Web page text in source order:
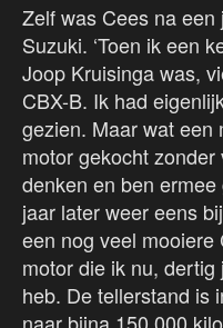
Zelf was Cees na
Suzuki. ‘Toen ik een
Joop Kruisinga was,
CBX-B. Ik had
gezien. Maar wat een
motor gekocht
denken en ben
jaar later weer eens
een nog veel
motor die ik nu,
heb. De tellerstand is
naar bijna 150.000